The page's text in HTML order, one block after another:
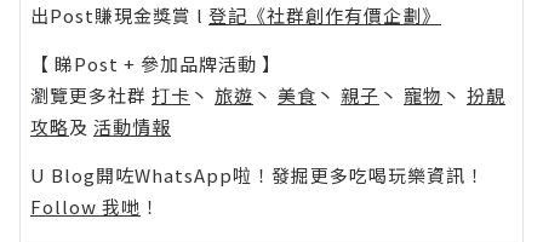
出Post賺現金獎賞 l 登記《社群創作有價企劃》
【 睇Post + 參加品牌活動 】
瀏覽更多社群 打卡 丶 旅遊 丶 美食 丶 親子 丶 寵物 丶 扮靚
攻略及 活動情報
U Blog開咗WhatsApp啦！發掘更多吃喝玩樂資訊！
Follow 我哋 ！